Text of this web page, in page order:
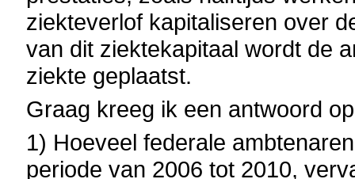
ziekteverlof kapitaliseren over
van dit ziektekapitaal wordt de
ziekte geplaatst.
Graag kreeg ik een antwoord
1) Hoeveel federale
periode van 2006 tot 2010,